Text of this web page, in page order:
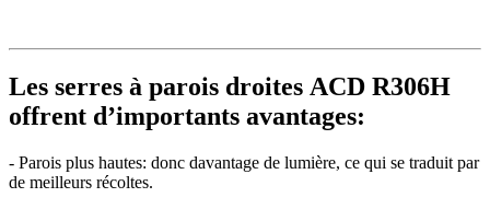
Les serres à parois droites ACD R306H
offrent d’importants avantages:
- Parois plus hautes: donc davantage de lumière, ce qui se traduit par
de meilleurs récoltes.